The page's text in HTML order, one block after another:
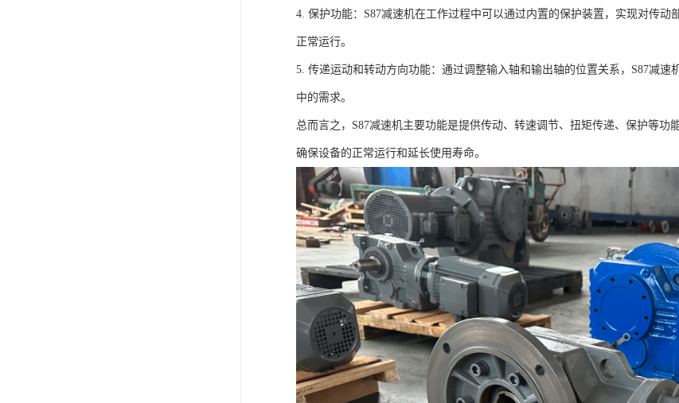
4. 保护功能：S87减速机在工作过程中可以通过内置的保护装置，实现对传
正常运行。
5. 传递运动和转动方向功能：通过调整输入轴和输出轴的位置关系，S87减
中的需求。
总而言之，S87减速机主要功能是提供传动、转速调节、扭矩传递、保护等
确保设备的正常运行和延长使用寿命。